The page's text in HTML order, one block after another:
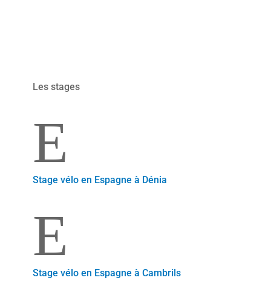
Les stages
E
Stage vélo en Espagne à Dénia
E
Stage vélo en Espagne à Cambrils